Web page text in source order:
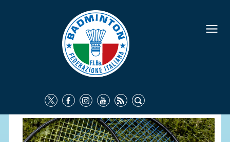
FEDERAZIONE
IDENTITÀ
COMMISSIONI FEDERALI
ORGANI TERRITORIALI
SOCIETÀ SPORTIVE